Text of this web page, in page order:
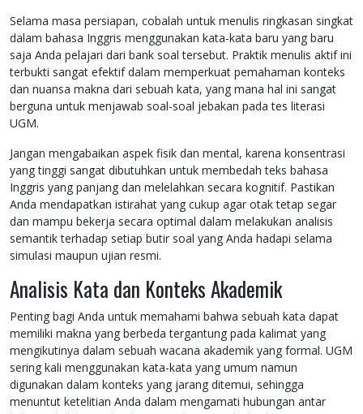
Selama masa persiapan, cobalah untuk menulis ringkasan singkat
dalam bahasa Inggris menggunakan kata-kata baru yang baru
saja Anda pelajari dari bank soal tersebut. Praktik menulis aktif ini
terbukti sangat efektif dalam memperkuat pemahaman konteks
dan nuansa makna dari sebuah kata, yang mana hal ini sangat
berguna untuk menjawab soal-soal jebakan pada tes literasi
UGM.
Jangan mengabaikan aspek fisik dan mental, karena konsentrasi
yang tinggi sangat dibutuhkan untuk membedah teks bahasa
Inggris yang panjang dan melelahkan secara kognitif. Pastikan
Anda mendapatkan istirahat yang cukup agar otak tetap segar
dan mampu bekerja secara optimal dalam melakukan analisis
semantik terhadap setiap butir soal yang Anda hadapi selama
simulasi maupun ujian resmi.
Analisis Kata dan Konteks Akademik
Penting bagi Anda untuk memahami bahwa sebuah kata dapat
memiliki makna yang berbeda tergantung pada kalimat yang
mengikutinya dalam sebuah wacana akademik yang formal. UGM
sering kali menggunakan kata-kata yang umum namun
digunakan dalam konteks yang jarang ditemui, sehingga
menuntut ketelitian Anda dalam mengamati hubungan antar